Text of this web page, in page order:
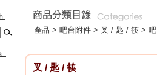
產品 > 吧台附件 > 叉 / 匙 / 筷 >
叉 / 匙 / 筷